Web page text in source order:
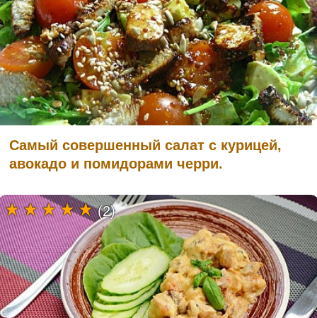
Самый совершенный салат с курицей,
авокадо и помидорами черри.
(2)